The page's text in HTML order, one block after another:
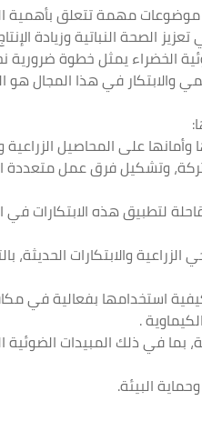
موضوعات مهمة تتعلق
الصحة النباتية وزيادة
الخضراء يمثل خطوة
والابتكار في هذا المجال
وتشكيل فرق عمل متعددة
لتطبيق هذه الابتكارات في
والابتكارات الحديثة،
استخدامها بفعالية في
.
في ذلك المبيدات الضوئية
البيئة.